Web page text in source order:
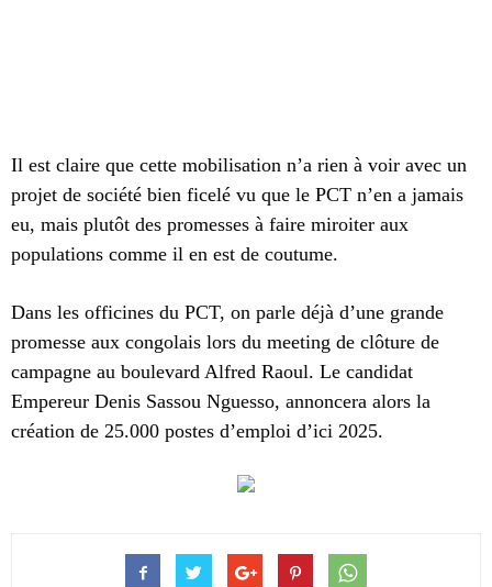
Il est claire que cette mobilisation n’a rien à voir avec un
projet de société bien ficelé vu que le PCT n’en a jamais
eu, mais plutôt des promesses à faire miroiter aux
populations comme il en est de coutume.
Dans les officines du PCT, on parle déjà d’une grande
promesse aux congolais lors du meeting de clôture de
campagne au boulevard Alfred Raoul. Le candidat
Empereur Denis Sassou Nguesso, annoncera alors la
création de 25.000 postes d’emploi d’ici 2025.